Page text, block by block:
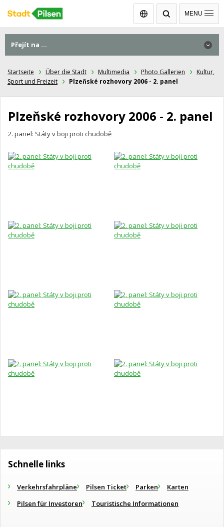
Čeština MENU
Startseite Über die Stadt Multimedia Photo Gallerien
Kultur,
Sport und Freizeit
Plzeňské rozhovory 2006 - 2. panel
Plzeňské rozhovory 2006 - 2. panel
2. panel: Státy v boji proti chudobě
Přejít na ...
Schnelle links
Verkehrsfahrpläne Pilsen Ticket Parken
Karten
Pilsen für Investoren
Touristische Informationen
Přejít na ...